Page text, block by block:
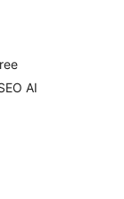
AI